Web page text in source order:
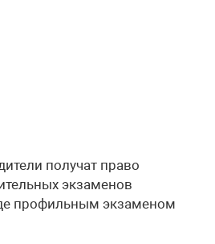
получат право
экзаменов
профильным экзаменом